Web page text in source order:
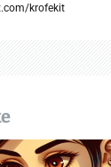
krofekit